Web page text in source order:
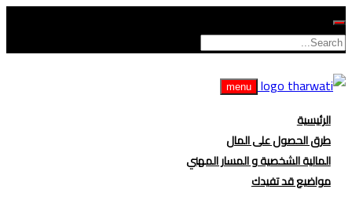
menu
الرئيسية
طرق الحصول على المال
المالية الشخصية و المسار المهني
مواضيع قد تفيدك